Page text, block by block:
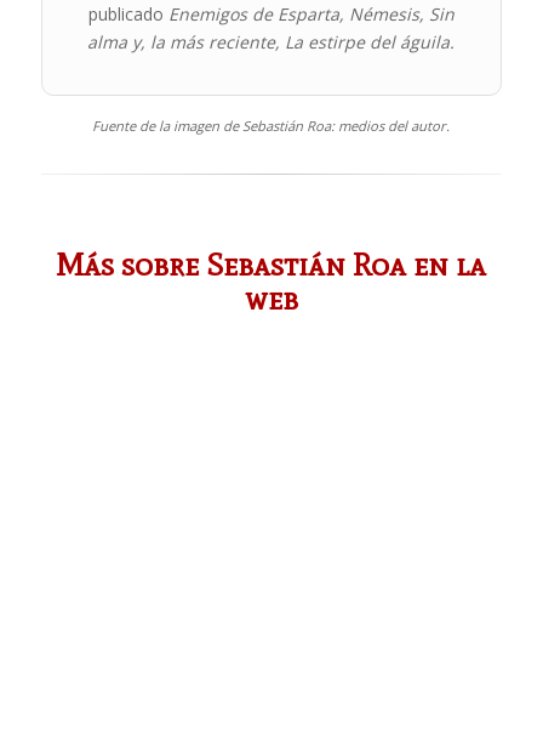
publicado Enemigos de Esparta, Némesis, Sin
alma y, la más reciente, La estirpe del águila.
Fuente de la imagen de Sebastián Roa: medios del autor.
Más sobre Sebastián Roa en la
web